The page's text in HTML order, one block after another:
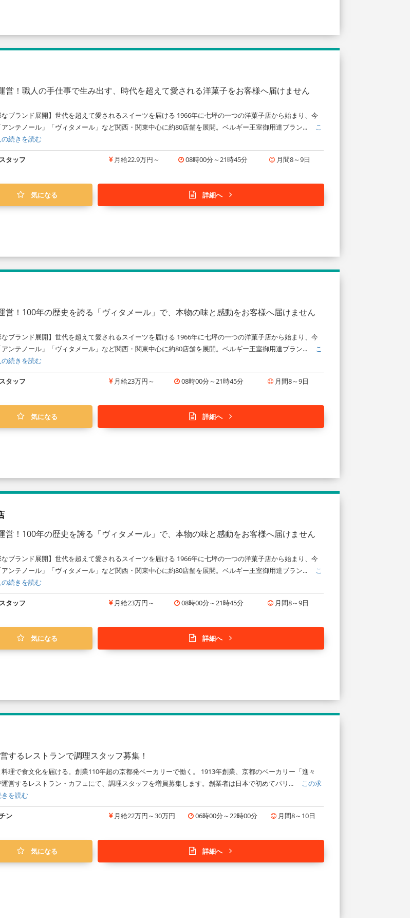
営！職人の手仕事で生み出す、時代を超えて愛される洋菓子をお客様へ届けません
なブランド展開】世代を超えて愛されるスイーツを届ける 1966年に七坪の一つの洋菓子店から始まり、今
アンテノール」「ヴィタメール」など関西・関東中心に約80店舗を展開。ベルギー王室御用達ブラン...
こ
続きを読む
タッフ 月給22.9万円～ 08時00分～21時45分 月間8～9日
気になる 詳細へ
営！100年の歴史を誇る「ヴィタメール」で、本物の味と感動をお客様へ届けません
なブランド展開】世代を超えて愛されるスイーツを届ける 1966年に七坪の一つの洋菓子店から始まり、今
アンテノール」「ヴィタメール」など関西・関東中心に約80店舗を展開。ベルギー王室御用達ブラン... こ
続きを読む
タッフ 月給23万円～ 08時00分～21時45分 月間8～9日
気になる 詳細へ
営！100年の歴史を誇る「ヴィタメール」で、本物の味と感動をお客様へ届けません
なブランド展開】世代を超えて愛されるスイーツを届ける 1966年に七坪の一つの洋菓子店から始まり、今
アンテノール」「ヴィタメール」など関西・関東中心に約80店舗を展開。ベルギー王室御用達ブラン... こ
続きを読む
タッフ 月給23万円～ 08時00分～21時45分 月間8～9日
気になる 詳細へ
するレストランで調理スタッフ募集！
理で食文化を届ける。創業110年超の京都発ベーカリーで働く。 1913年創業、京都のベーカリー「進々
運営するレストラン・カフェにて、調理スタッフを増員募集します。創業者は日本で初めてパリ... この求
きを読む
ン 月給22万円～30万円 06時00分～22時00分 月間8～10日
気になる 詳細へ